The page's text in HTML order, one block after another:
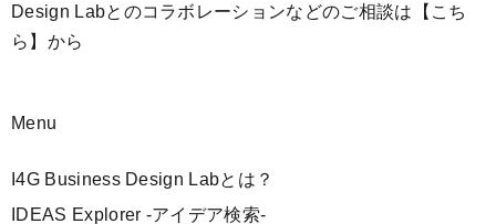
Design Labとのコラボレーションなどのご相談は 【こち
ら】 から
Menu
I4G Business Design Labとは？
IDEAS Explorer -アイデア検索-